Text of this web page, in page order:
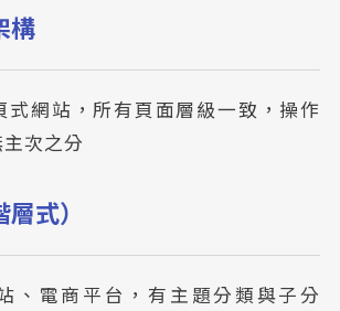
構
式網站，所有頁面層級一致，操作
次之分
式）
、電商平台，有主題分類與子分